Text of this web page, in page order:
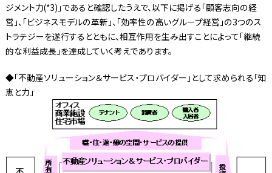
ジメント力(*3)」であると確認したうえで、以下に掲げる「顧客志向の経
営」、「ビジネスモデルの革新」、「効率性の高いグループ経営」の3つのス
トラテジーを遂行するとともに、相互作用を生み出すことによって「継続
的な利益成長」を達成していく考えであります。
◆「不動産ソリューション＆サービス・プロバイダー」として求められる「知
恵と力」